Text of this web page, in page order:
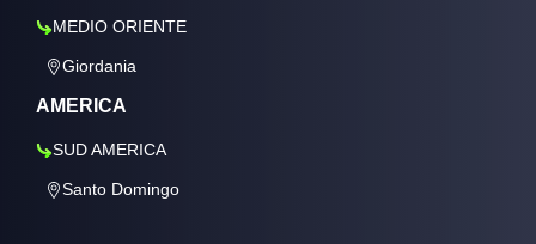
MEDIO ORIENTE
Giordania
AMERICA
SUD AMERICA
Santo Domingo